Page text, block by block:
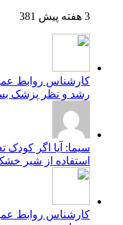
3 هفته پیش 381
کارشناس روابط
رشد و نظر پزشک
سیما: آیا اگر کودک
استفاده از شیر
کارشناس روابط